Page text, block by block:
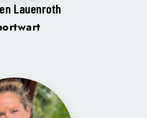
Lauenroth